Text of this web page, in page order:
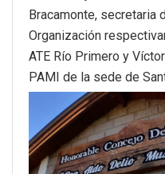
Bracamonte, secretaria
Organización
ATE Río Primero y
PAMI de la sede de